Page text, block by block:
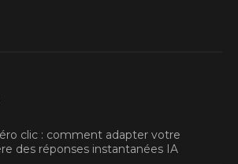
clic : comment adapter votre
des réponses instantanées IA